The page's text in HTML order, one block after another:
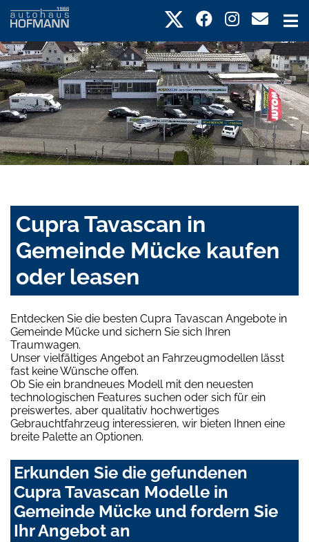
Cupra Tavascan in
Gemeinde Mücke kaufen
oder leasen
Entdecken Sie die besten Cupra Tavascan Angebote in
Gemeinde Mücke und sichern Sie sich Ihren
Traumwagen.
Unser vielfältiges Angebot an Fahrzeugmodellen lässt
fast keine Wünsche offen.
Ob Sie ein brandneues Modell mit den neuesten
technologischen Features suchen oder sich für ein
preiswertes, aber qualitativ hochwertiges
Gebrauchtfahrzeug interessieren, wir bieten Ihnen eine
breite Palette an Optionen.
Erkunden Sie die gefundenen
Cupra Tavascan Modelle in
Gemeinde Mücke und fordern Sie
Ihr Angebot an